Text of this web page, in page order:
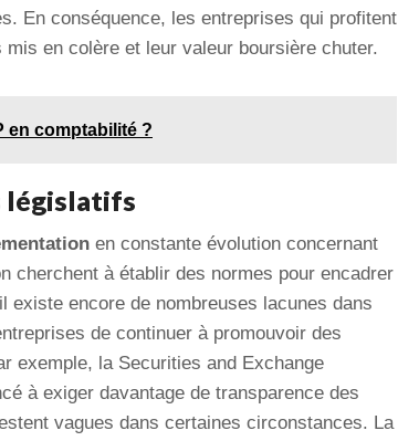
En conséquence, les entreprises qui profitent
en colère et leur valeur boursière chuter.
en comptabilité ?
législatifs
en constante évolution concernant
cherchent à établir des normes pour encadrer
existe encore de nombreuses lacunes dans
de continuer à promouvoir des
exemple, la Securities and Exchange
à exiger davantage de transparence des
vagues dans certaines circonstances. La